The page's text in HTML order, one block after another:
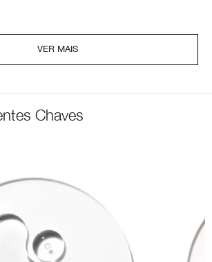
VER MAIS
Chaves